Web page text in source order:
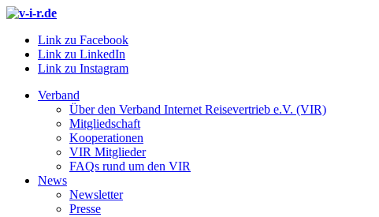
Link zu Facebook
Link zu LinkedIn
Link zu Instagram
Verband
Über den Verband Internet Reisevertrieb e.V. (VIR)
Mitgliedschaft
Kooperationen
VIR Mitglieder
FAQs rund um den VIR
News
Newsletter
Presse